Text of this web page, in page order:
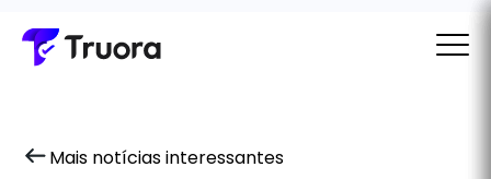
Mais notícias interessantes